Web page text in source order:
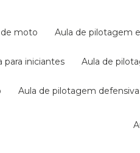
de moto aula de pilotagem
para iniciantes aula de
aula de pilotagem defensiva